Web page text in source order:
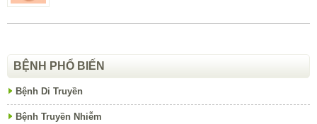
BỆNH PHỔ BIẾN
Bệnh Di Truyền
Bệnh Truyền Nhiễm